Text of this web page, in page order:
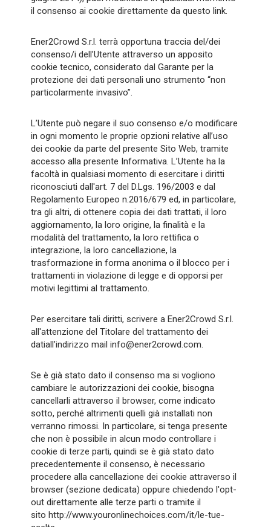
il consenso ai cookie direttamente da questo link.
Ener2Crowd S.r.l. terrà opportuna traccia del/dei
consenso/i dell’Utente attraverso un apposito
cookie tecnico, considerato dal Garante per la
protezione dei dati personali uno strumento “non
particolarmente invasivo”.
L’Utente può negare il suo consenso e/o modificare
in ogni momento le proprie opzioni relative all’uso
dei cookie da parte del presente Sito Web, tramite
accesso alla presente Informativa. L’Utente ha la
facoltà in qualsiasi momento di esercitare i diritti
riconosciuti dall'art. 7 del D.Lgs. 196/2003 e dal
Regolamento Europeo n.2016/679 ed, in particolare,
tra gli altri, di ottenere copia dei dati trattati, il loro
aggiornamento, la loro origine, la finalità e la
modalità del trattamento, la loro rettifica o
integrazione, la loro cancellazione, la
trasformazione in forma anonima o il blocco per i
trattamenti in violazione di legge e di opporsi per
motivi legittimi al trattamento.
Per esercitare tali diritti, scrivere a Ener2Crowd S.r.l.
all'attenzione del Titolare del trattamento dei
datiall’indirizzo mail info@ener2crowd.com.
Se è già stato dato il consenso ma si vogliono
cambiare le autorizzazioni dei cookie, bisogna
cancellarli attraverso il browser, come indicato
sotto, perché altrimenti quelli già installati non
verranno rimossi. In particolare, si tenga presente
che non è possibile in alcun modo controllare i
cookie di terze parti, quindi se è già stato dato
precedentemente il consenso, è necessario
procedere alla cancellazione dei cookie attraverso il
browser (sezione dedicata) oppure chiedendo l'opt-
out direttamente alle terze parti o tramite il
sito http://www.youronlinechoices.com/it/le-tue-